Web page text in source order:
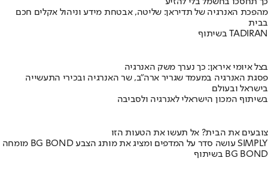
מהפכת האנרגיה של תדיראן: שליטה, אבטחת מידע וניהול אקלים חכם
בבית
בשיתוף TADIRAN
בצל איומי איראן: כך נערך משק האנרגיה
פסגת האנרגיה במעמד שגריר ארה"ב, שר האנרגיה ובכירי התעשייה
בישראל ובעולם
בשיתוף המכון הישראלי לאנרגיה ולסביבה
צובעים את הבית? אל תעשו את הטעות הזו
מומחה BG BOND עושה סדר על המדפים ומציג את מותג הצבע SIMPLY
בשיתוף BG BOND